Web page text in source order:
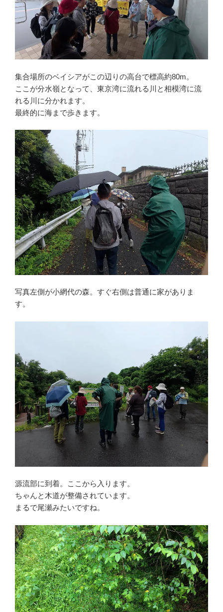
集合場所のベイシアがこの辺りの高台で標高約80m。
ここが分水嶺となって、東京湾に流れる川と相模湾に流
れる川に分かれます。
最終的に海まで歩きます。
写真左側が小網代の森。すぐ右側は普通に家がありま
す。
源流部に到着。ここから入ります。
ちゃんと木道が整備されています。
まるで尾瀬みたいですね。